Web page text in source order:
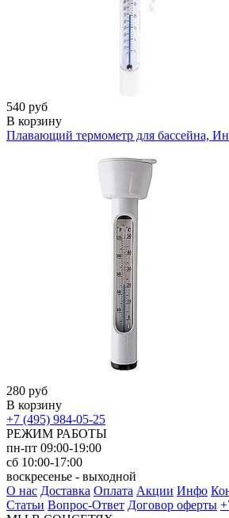
540 руб
В корзину
Плавающий термометр для бассейна,
280 руб
В корзину
+7 (495) 984-05-25
РЕЖИМ РАБОТЫ
пн-пт 09:00-19:00
сб 10:00-17:00
воскресенье - выходной
О нас Доставка Оплата Акции Инфо
Статьи Вопрос-Ответ Договор оферты